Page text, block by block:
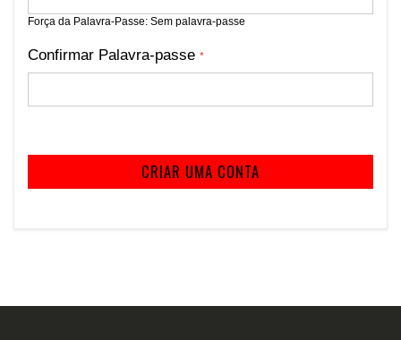
Força da Palavra-Passe: Sem palavra-passe
Confirmar Palavra-passe
CRIAR UMA CONTA